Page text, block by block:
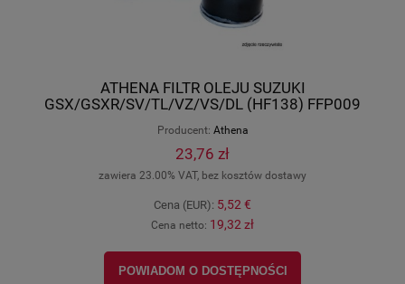
ATHENA FILTR OLEJU SUZUKI
GSX/GSXR/SV/TL/VZ/VS/DL (HF138) FFP009
Producent: Athena
23,76 zł
zawiera 23.00% VAT, bez kosztów dostawy
Cena (EUR): 5,52 €
Cena netto: 19,32 zł
POWIADOM O DOSTĘPNOŚCI